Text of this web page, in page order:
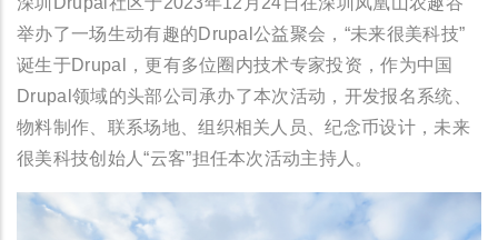
举办了一场生动有趣的Drupal公益聚会，“未来很美科技”
诞生于Drupal，更有多位圈内技术专家投资，作为中国
Drupal领域的头部公司承办了本次活动，开发报名系统、
物料制作、联系场地、组织相关人员、纪念币设计，未来
很美科技创始人“云客”担任本次活动主持人。